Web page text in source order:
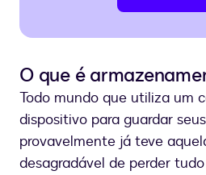
O que é
Todo mundo que utiliza um
dispositivo para guardar
provavelmente já teve
desagradável de perder